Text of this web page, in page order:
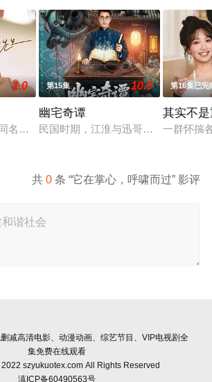
1.0
名小说，讲述了邻家女孩庞倩（苏晓彤 饰
第15集 10.0
幽宅奇谭
民国时期，江淮与迅哥组成说书班子
第16集已完
其实不
一群怀揣
共0 条 “它在掌心，呼啸而过” 影评
减高清电影、动漫动画、综艺节目、VIP电视剧全
集免费在线观看
szyukuotex.com All Rights Reserved
滇ICP备60490563号